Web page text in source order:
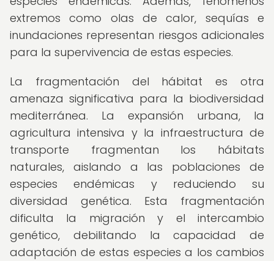
extremos como olas de calor, sequías e
inundaciones representan riesgos adicionales
para la supervivencia de estas especies.
La fragmentación del hábitat es otra
amenaza significativa para la biodiversidad
mediterránea. La expansión urbana, la
agricultura intensiva y la infraestructura de
transporte fragmentan los hábitats
naturales, aislando a las poblaciones de
especies endémicas y reduciendo su
diversidad genética. Esta fragmentación
dificulta la migración y el intercambio
genético, debilitando la capacidad de
adaptación de estas especies a los cambios